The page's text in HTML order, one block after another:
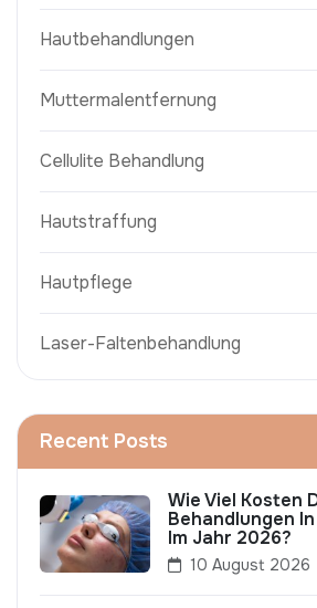
Hautbehandlungen
Muttermalentfernung
Cellulite Behandlung
Hautstraffung
Hautpflege
Laser-Faltenbehandlung
Recent Posts
Wie Viel Kosten
Behandlungen
Im Jahr 2026?
10 August 2026